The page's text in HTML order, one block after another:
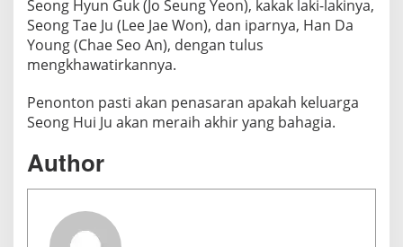
Seong Hyun Guk (Jo Seung Yeon), kakak laki-lakinya,
Seong Tae Ju (Lee Jae Won), dan iparnya, Han Da
Young (Chae Seo An), dengan tulus
mengkhawatirkannya.
Penonton pasti akan penasaran apakah keluarga
Seong Hui Ju akan meraih akhir yang bahagia.
Author